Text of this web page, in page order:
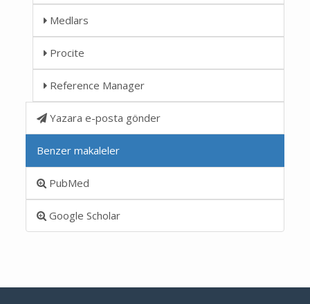
Medlars
Procite
Reference Manager
Yazara e-posta gönder
Benzer makaleler
PubMed
Google Scholar